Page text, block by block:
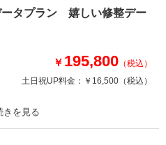
撮影日の空き
ータプラン 嬉しい修整デー
￥ 195,800 （税込）
土日祝UP料金： ￥16,500 （税込）